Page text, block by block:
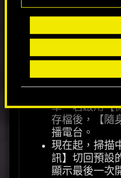
使用者介面
玩）。若啟用
單。若啟用【
存檔後，【隨
播電台。
現在起，掃描
訊】切回預設
顯示最後一次